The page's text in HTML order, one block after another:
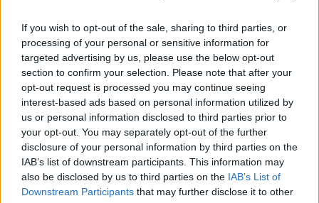
If you wish to opt-out of the sale, sharing to third parties, or
processing of your personal or sensitive information for
targeted advertising by us, please use the below opt-out
section to confirm your selection. Please note that after your
opt-out request is processed you may continue seeing
interest-based ads based on personal information utilized by
us or personal information disclosed to third parties prior to
your opt-out. You may separately opt-out of the further
disclosure of your personal information by third parties on the
IAB’s list of downstream participants. This information may
also be disclosed by us to third parties on the IAB’s List of
Downstream Participants that may further disclose it to other
Διαβάστε επίσης
Αναζήτηση
για...